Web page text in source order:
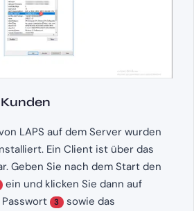
LAPS auf dem Server wurden
Ein Client ist über das
Geben Sie nach dem Start den
ein und klicken Sie dann auf
3 sowie das